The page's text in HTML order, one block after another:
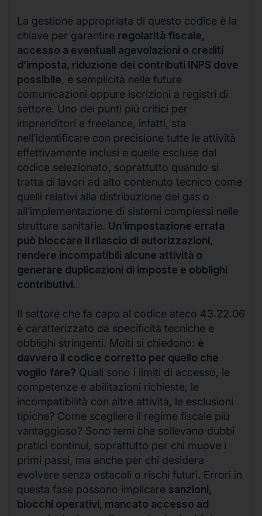
La gestione appropriata di questo codice è la
chiave per garantire regolarità fiscale,
accesso a eventuali agevolazioni o crediti
d’imposta, riduzione dei contributi INPS dove
possibile, e semplicità nelle future
comunicazioni oppure iscrizioni a registri di
settore. Uno dei punti più critici per
imprenditori e freelance, infatti, sta
nell’identificare con precisione tutte le attività
effettivamente inclusi e quelle escluse dal
codice selezionato, soprattutto quando si
tratta di lavori ad alto contenuto tecnico come
quelli relativi alla distribuzione del gas o
all’implementazione di sistemi complessi nelle
strutture sanitarie. Un’impostazione errata
può bloccare il rilascio di autorizzazioni,
rendere incompatibili alcune attività o
generare duplicazioni di imposte e obblighi
contributivi.
Il settore che fa capo al codice ateco 43.22.06
è caratterizzato da specificità tecniche e
obblighi stringenti. Molti si chiedono: è
davvero il codice corretto per quello che
voglio fare? Quali sono i limiti di accesso, le
competenze e abilitazioni richieste, le
incompatibilità con altre attività, le esclusioni
tipiche? Come scegliere il regime fiscale più
vantaggioso? Sono temi che sollevano dubbi
pratici continui, soprattutto per chi muove i
primi passi, ma anche per chi desidera
evolvere senza ostacoli o rischi futuri. Errori in
questa fase possono implicare sanzioni,
blocchi operativi, mancato accesso ad